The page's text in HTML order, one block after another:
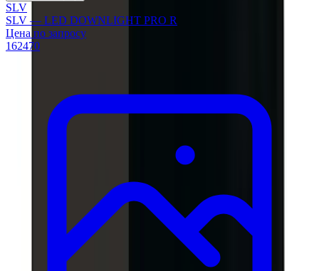
SLV
SLV — LED DOWNLIGHT PRO R
Цена по запросу
162470